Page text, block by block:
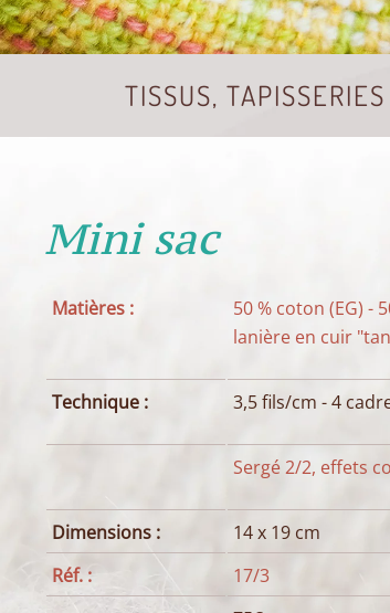
TISSUS,
Mini sac
Matières :
50 % coton (EG) -
lanière en cuir
Technique : 3,5 fils/cm - 4
Sergé 2/2, effets
Dimensions :
14 x 19 cm
Réf. :
17/3